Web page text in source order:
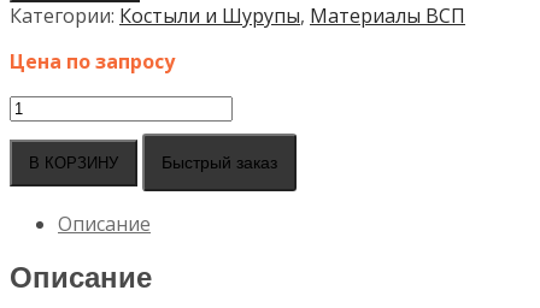
Категории: Костыли и Шурупы, Материалы ВСП
Цена по запросу
Количество
Шуруп
рельсовый
нетеряемой
шайбой
В КОРЗИНУ Быстрый заказ
Описание
Описание